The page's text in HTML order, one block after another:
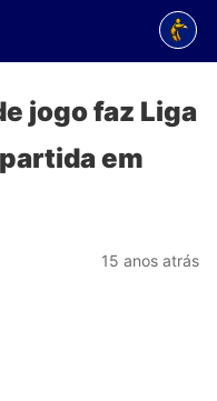
jogo faz Liga
em
15 anos atrás